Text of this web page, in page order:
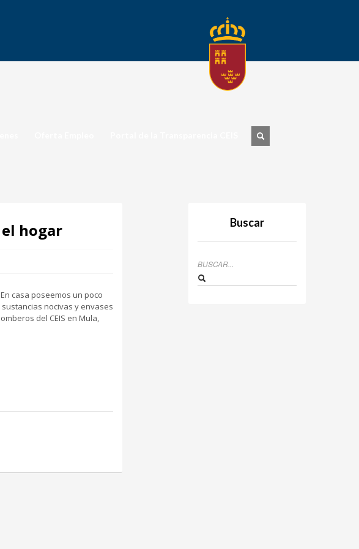
hogar
casa poseemos un poco
nocivas y envases
del CEIS en Mula,
Buscar